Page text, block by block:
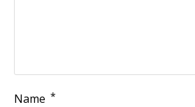
Name *